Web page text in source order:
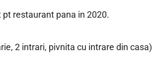
restaurant pana in 2020.
2 intrari, pivnita cu intrare din casa)